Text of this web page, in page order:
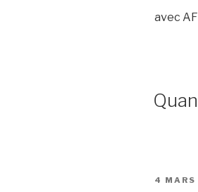
avec
PUBLIÉ
4